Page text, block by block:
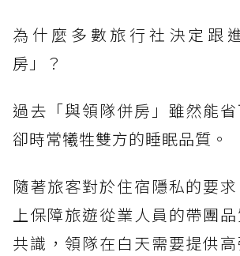
為什麼多數旅行社決定跟
房」？
過去「與領隊併房」雖然能省
卻時常犧牲雙方的睡眠品質。
隨著旅客對於住宿隱私的要
上保障旅遊從業人員的帶團
共識，領隊在白天需要提供